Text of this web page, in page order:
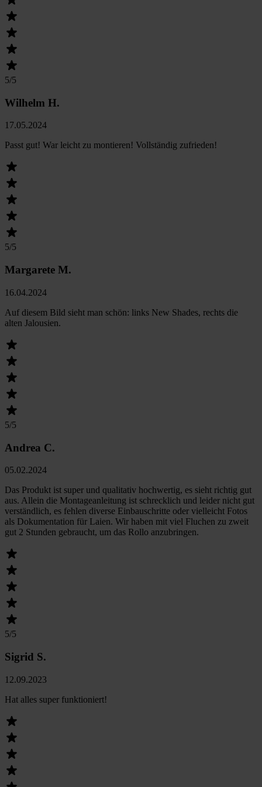
5/5
Wilhelm H.
17.05.2024
Passt gut! War leicht zu montieren! Vollständig zufrieden!
5/5
Margarete M.
16.04.2024
Auf diesem Bild sieht man schön: links New Shades, rechts die
alten Jalousien.
5/5
Andrea C.
05.02.2024
Das Produkt ist super und qualitativ hochwertig, es sieht richtig gut
aus. Allein die Montageanleitung ist schrecklich und leider nicht gut
verständlich, es fehlen diverse Einbauschritte oder vielleicht Fotos
als Dokumentation für Laien. Wir haben mit viel Fluchen zu zweit
gut 2 Stunden gebraucht, um das Rollo anzubringen.
5/5
Sigrid S.
12.09.2023
Hat alles super funktioniert!